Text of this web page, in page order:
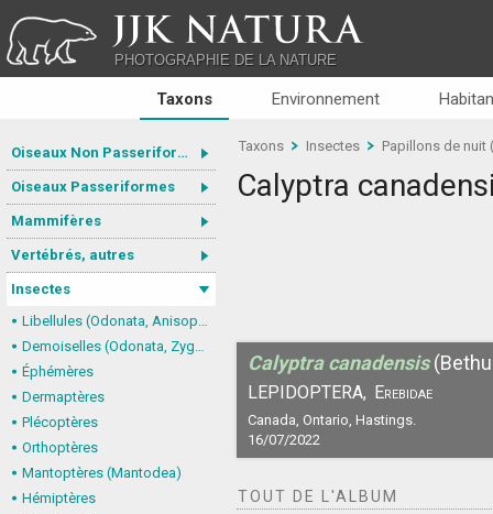
JJK NATURA
PHOTOGRAPHIE DE LA NATURE
Taxons Environnement
Oiseaux Non Passeriformes
Oiseaux Passeriformes
Mammifères
Vertébrés, autres
Insectes
Libellules (Odonata, Anisoptera)
Demoiselles (Odonata, Zygoptera)
Éphémères
Dermaptères
Plécoptères
Orthoptères
Mantoptères (Mantodea)
Hémiptères
Taxons Insectes Papillons de nuit
Calyptra
Calyptra canadensis
LEPIDOPTERA, Erebidae
Canada, Ontario, Hastings.
16/07/2022
TOUT DE L'ALBUM